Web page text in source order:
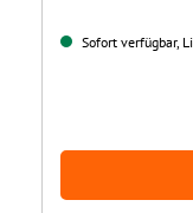
Sofort verfügbar,